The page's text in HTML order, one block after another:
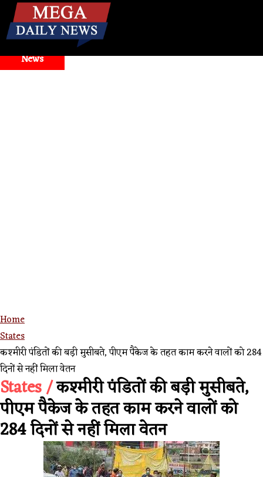
News
Home
States
कश्मीरी पंडितों की बड़ी मुसीबते, पीएम पैकेज के तहत काम करने वालों को 284
दिनों से नहीं मिला वेतन
States /कश्मीरी पंडितों की बड़ी मुसीबते,
पीएम पैकेज के तहत काम करने वालों को
284 दिनों से नहीं मिला वेतन